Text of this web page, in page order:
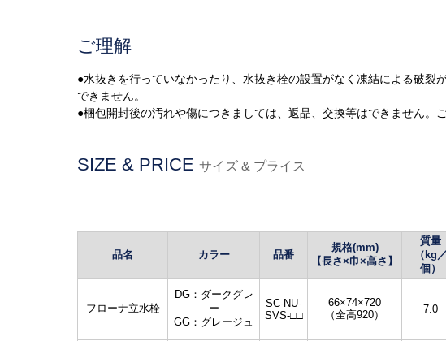
ご理解
●水抜きを行っていなかったり、水抜き栓の設置がなく凍結による破裂
できません。
●梱包開封後の汚れや傷につきましては、返品、交換等はできません。
SIZE & PRICE サイズ & プライス
品名 カラー 品番
規格(mm)
【長さ×巾×高さ】
質量
（kg／
個）
フローナ立水栓
DG：ダークグレ
ー
GG：グレージュ
SC-NU-
SVS-□□
66×74×720
（全高920）
7.0